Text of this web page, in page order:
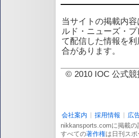
当サイトの掲載内
ルド・ニューズ・
て配信した情報を
合があります。
© 2010 IOC 公式
会社案内 採用情報 広
nikkansports.comに掲載
すべての著作権は日刊スポ